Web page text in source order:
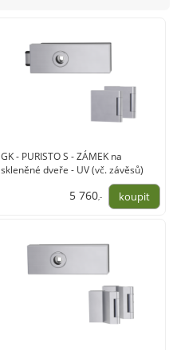
GK - PURISTO S - ZÁMEK na
skleněné dveře - UV (vč. závěsů)
5 760,-